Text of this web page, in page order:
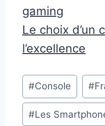
gaming
Le choix d’un
l’excellence
Étiquettes
de
la
#Console #
#Les